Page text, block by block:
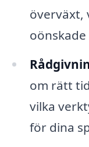
överväxt,
oönskade
om rätt
vilka
för dina